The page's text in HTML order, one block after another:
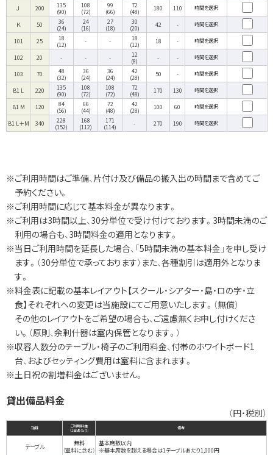
Ｊ 200 135
(90)
108
(72)
99
(66)
72
(48) 180 110 時間を選択
Ｋ 50 36
(24)
24
(16)
27
(18)
30
(20) 42 - 時間を選択
101 25 18
(12) - - 18
(12) 18 - 時間を選択
102 20 - - - 12
(8) - - 時間を選択
103 70 48
(32)
36
(24)
36
(24)
42
(28) 50 - 時間を選択
B1 L 220 135
(90)
108
(72)
108
(72)
72
(48) 170 130 時間を選択
B1 M 120 84
(56)
66
(44)
72
(48)
42
(28) 100 60 時間を選択
B1 L＋M 340 228
(152)
168
(112)
171
(114) - 270 190 時間を選択
※ご利用時間はご準備、片付け及び備品の搬入出の時間まで含めてご
予約ください。
※ご利用時間に応じて基本料金が異なります。
※ご利用は3時間以上、30分単位で受け付けております。3時間未満のご
利用の場合も、3時間料金の適用となります。
※当日ご利用時間を延長した場合、「5時間未満の基本料金」を申し受け
ます。（30分単位で承っております）また、各種割引は適用外となりま
す。
※料金表に記載の基本レイアウト【スクール・シアター・島・ロの字・立
食】それぞれへの変更は当施設にてご用意いたします。（無償）
その他のレイアウトをご希望の場合も、ご遠慮無くお申し付けくださ
い。（原則、余剰什器は室内保管となります。）
※収容人数分のテーブル・椅子のご利用料金、付帯のホワイトボード1
台、およびセッティング費用は室料に含まれます。
※土日祝の割増料金はございません。
貸出備品料金
（円・税別）
項目 ご利用料金
（1日あたり） 備考
テーブル
無料
（室料に含む）
基本席数以内
※基本席数を超える場合は1テーブルあたり1,000円